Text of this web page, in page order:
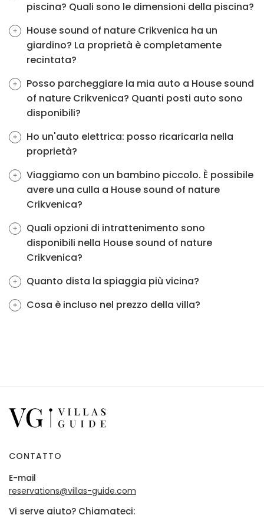
piscina? Quali sono le dimensioni della piscina?
House sound of nature Crikvenica ha un
giardino? La proprietà è completamente
recintata?
Posso parcheggiare la mia auto a House sound
of nature Crikvenica? Quanti posti auto sono
disponibili?
Ho un'auto elettrica: posso ricaricarla nella
proprietà?
Viaggiamo con un bambino piccolo. È possibile
avere una culla a House sound of nature
Crikvenica?
Quali opzioni di intrattenimento sono
disponibili nella House sound of nature
Crikvenica?
Quanto dista la spiaggia più vicina?
Cosa è incluso nel prezzo della villa?
CONTATTO
E-mail
reservations@villas-guide.com
Vi serve aiuto? Chiamateci: